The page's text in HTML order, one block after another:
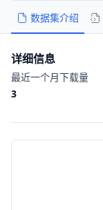
数据集介绍
详细信息
最近一个月下载量
3